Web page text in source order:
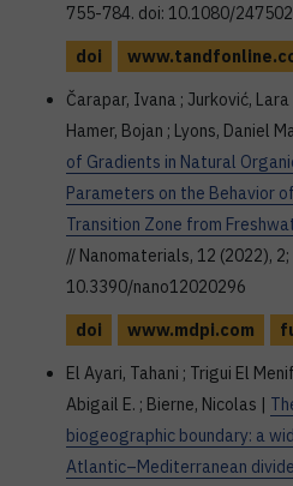
755-784. doi: 10.1080/
doi
Čarapar, Ivana ; Jurković,
Hamer, Bojan ; Lyons, Daniel
of Gradients in Natural
Parameters on the Behavior
Transition Zone from
// Nanomaterials, 12 (2022), 2;
10.3390/nano12020296
doi
www.mdpi.com
El Ayari, Tahani ; Trigui El
Abigail E. ; Bierne, Nicolas |
biogeographic boundary: a
Atlantic–Mediterranean